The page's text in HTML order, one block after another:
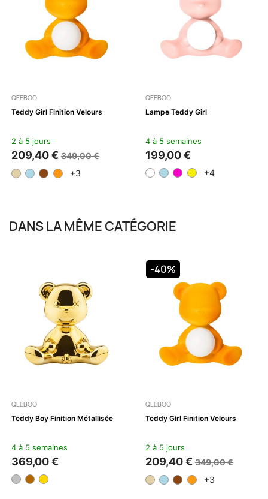
QEEBOO
Teddy Girl Finition Velours
2 à 5 jours
209,40 € 349,00 €
+3
QEEBOO
Lampe Teddy Girl
4 à 5 semaines
199,00 €
+4
DANS LA MÊME CATÉGORIE
QEEBOO
Teddy Boy Finition Métallisée
4 à 5 semaines
369,00 €
QEEBOO
Teddy Girl Finition Velours
2 à 5 jours
209,40 € 349,00 €
+3
-40%